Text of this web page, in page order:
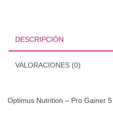
DESCRIPCIÓN
VALORACIONES (0)
Optimus Nutrition – Pro Gainer